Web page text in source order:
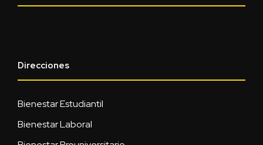
Direcciones
Bienestar Estudiantil
Bienestar Laboral